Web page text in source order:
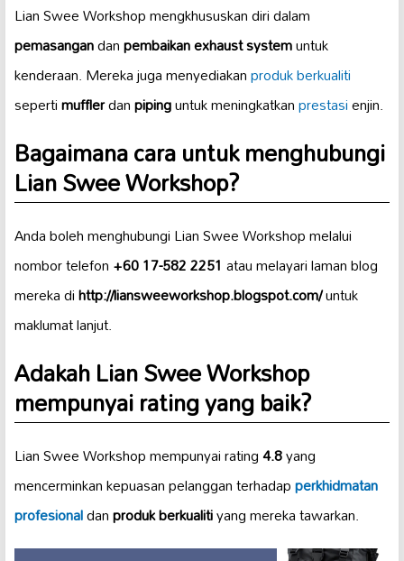
Lian Swee Workshop mengkhususkan diri dalam
pemasangandanpembaikan exhaust systemuntuk
kenderaan. Mereka juga menyediakanproduk berkualiti
sepertimufflerdanpipinguntuk meningkatkanprestasienjin.
Bagaimana cara untuk menghubungi
Lian Swee Workshop?
Anda boleh menghubungi Lian Swee Workshop melalui
nombor telefon+60 17-582 2251 atau melayari laman blog
mereka dihttp://liansweeworkshop.blogspot.com/untuk
maklumat lanjut.
Adakah Lian Swee Workshop
mempunyai rating yang baik?
Lian Swee Workshop mempunyai rating4.8yang
mencerminkan kepuasan pelanggan terhadapperkhidmatan
profesionaldanproduk berkualitiyang mereka tawarkan.